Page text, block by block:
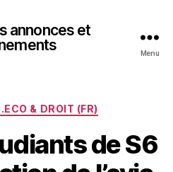
annonces et
Menu
Catégories
& DROIT (FR)
de S6